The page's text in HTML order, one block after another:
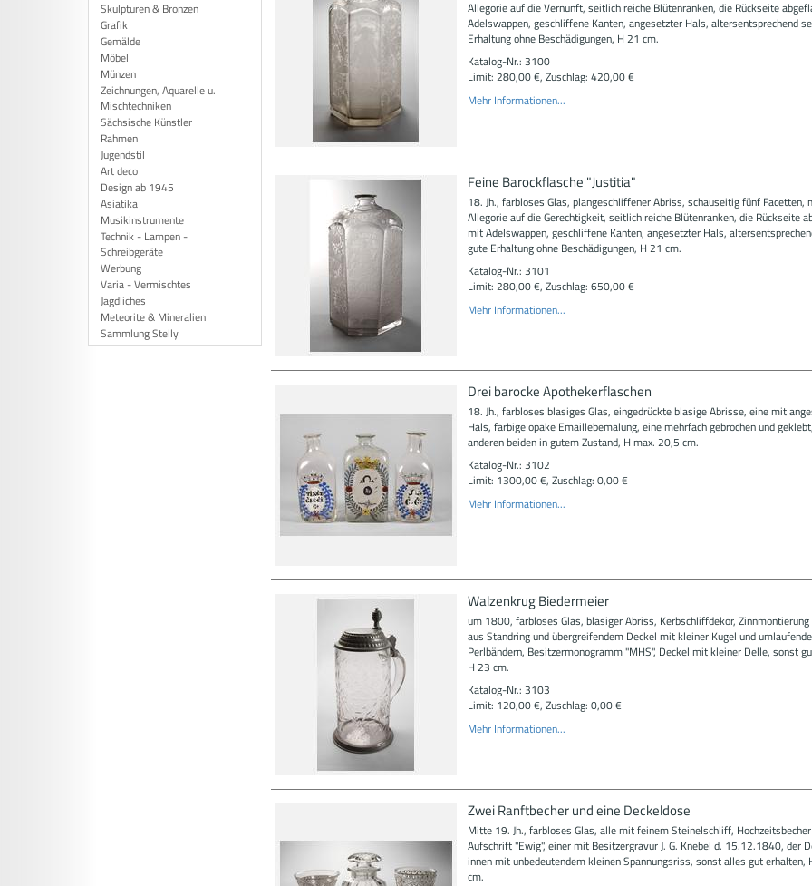
Skulpturen & Bronzen
Grafik
Gemälde
Möbel
Münzen
Zeichnungen, Aquarelle u.
Mischtechniken
Sächsische Künstler
Rahmen
Jugendstil
Art deco
Design ab 1945
Asiatika
Musikinstrumente
Technik - Lampen -
Schreibgeräte
Werbung
Varia - Vermischtes
Jagdliches
Meteorite & Mineralien
Sammlung Stelly
Allegorie auf die Vernunft, seitlich reiche Blütenranken, die Rückseite
Adelswappen, geschliffene Kanten, angesetzter Hals, altersentsprechend
Erhaltung ohne Beschädigungen, H 21 cm.
Katalog-Nr.: 3100
Limit: 280,00 €, Zuschlag: 420,00 €
Mehr Informationen...
Feine Barockflasche "Justitia"
18. Jh., farbloses Glas, plangeschliffener Abriss, schauseitig fünf Facetten,
Allegorie auf die Gerechtigkeit, seitlich reiche Blütenranken, die Rückseite
mit Adelswappen, geschliffene Kanten, angesetzter Hals,
gute Erhaltung ohne Beschädigungen, H 21 cm.
Katalog-Nr.: 3101
Limit: 280,00 €, Zuschlag: 650,00 €
Mehr Informationen...
Drei barocke Apothekerflaschen
18. Jh., farbloses blasiges Glas, eingedrückte blasige Abrisse, eine mit
Hals, farbige opake Emaillebemalung, eine mehrfach gebrochen und
anderen beiden in gutem Zustand, H max. 20,5 cm.
Katalog-Nr.: 3102
Limit: 1300,00 €, Zuschlag: 0,00 €
Mehr Informationen...
Walzenkrug Biedermeier
um 1800, farbloses Glas, blasiger Abriss, Kerbschliffdekor, Zinnmontierung
aus Standring und übergreifendem Deckel mit kleiner Kugel und
Perlbändern, Besitzermonogramm "MHS", Deckel mit kleiner Delle, sonst
H 23 cm.
Katalog-Nr.: 3103
Limit: 120,00 €, Zuschlag: 0,00 €
Mehr Informationen...
Zwei Ranftbecher und eine Deckeldose
Mitte 19. Jh., farbloses Glas, alle mit feinem Steinelschliff,
Aufschrift "Ewig", einer mit Besitzergravur J. G. Knebel d. 15.12.1840, der
innen mit unbedeutendem kleinen Spannungsriss, sonst alles gut erhalten,
cm.